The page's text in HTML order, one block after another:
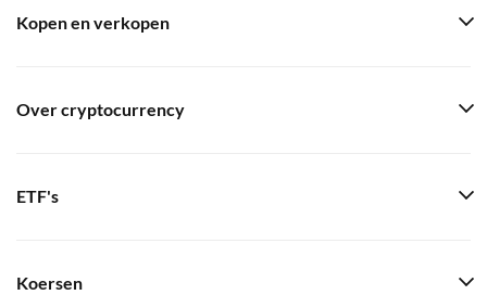
Kopen en verkopen
Over cryptocurrency
ETF's
Koersen